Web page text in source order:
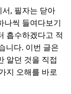
서, 필자는 닫아
나씩 들여다보기
흡수하겠다고 적
니다. 이번 글은
알던 것을 직접
지 오해를 바로